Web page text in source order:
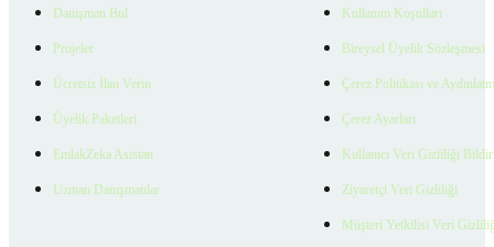
Danışman Bul
Projeler
Ücretsiz İlan Verin
Üyelik Paketleri
EmlakZeka Asistan
Uzman Danışmanlar
Kullanım Koşulları
Bireysel Üyelik Sözleşmesi
Çerez Politikası ve
Çerez Ayarları
Kullanıcı Veri Gizliliği
Ziyaretçi Veri Gizliliği
Müşteri Yetkilisi Veri